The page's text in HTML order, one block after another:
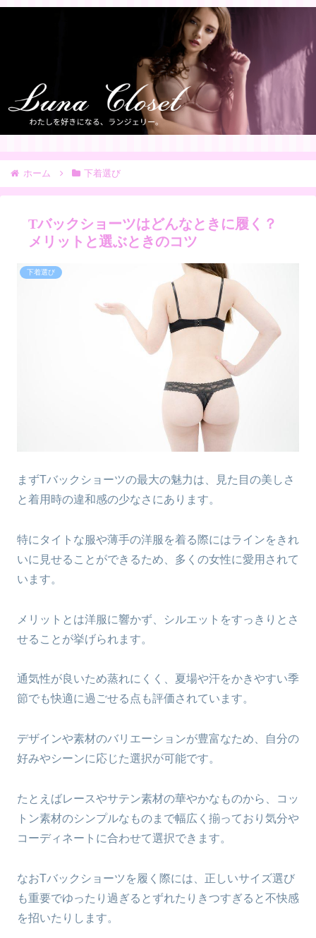
ホーム 下着選び
Tバックショーツはどんなときに履く？
メリットと選ぶときのコツ
下着選び
まずTバックショーツの最大の魅力は、見た目の美しさ
と着用時の違和感の少なさにあります。
特にタイトな服や薄手の洋服を着る際にはラインをきれ
いに見せることができるため、多くの女性に愛用されて
います。
メリットとは洋服に響かず、シルエットをすっきりとさ
せることが挙げられます。
通気性が良いため蒸れにくく、夏場や汗をかきやすい季
節でも快適に過ごせる点も評価されています。
デザインや素材のバリエーションが豊富なため、自分の
好みやシーンに応じた選択が可能です。
たとえばレースやサテン素材の華やかなものから、コッ
トン素材のシンプルなものまで幅広く揃っており気分や
コーディネートに合わせて選択できます。
なおTバックショーツを履く際には、正しいサイズ選び
も重要でゆったり過ぎるとずれたりきつすぎると不快感
を招いたりします。